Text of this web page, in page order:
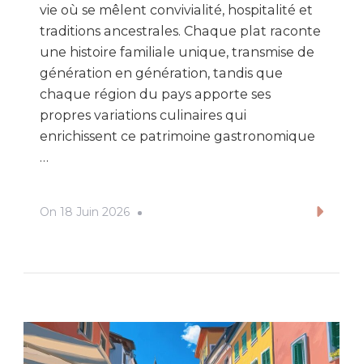
vie où se mêlent convivialité, hospitalité et
traditions ancestrales. Chaque plat raconte
une histoire familiale unique, transmise de
génération en génération, tandis que
chaque région du pays apporte ses
propres variations culinaires qui
enrichissent ce patrimoine gastronomique
…
On 18 Juin 2026